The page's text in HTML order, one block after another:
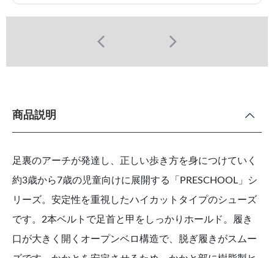
商品説明
足裏のアーチが発達し、正しい歩き方を身につけていく
約3歳から7歳の児童向けに展開する「PRESCHOOL」シ
リーズ。安定性を重視したハイカットタイプのシューズ
です。2本ベルトで足首と甲をしっかりホールド。履き
口が大きく開くオープンベロ構造で、脱ぎ履きがスムー